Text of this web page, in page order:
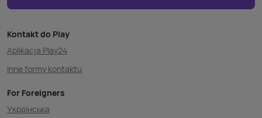
Kontakt do Play
Aplikacja Play24
Inne formy kontaktu
For Foreigners
Українська